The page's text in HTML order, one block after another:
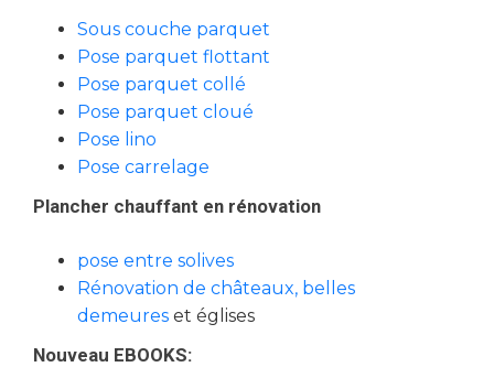
Sous couche parquet
Pose parquet flottant
Pose parquet collé
Pose parquet cloué
Pose lino
Pose carrelage
Plancher chauffant en rénovation
pose entre solives
Rénovation de châteaux, belles
demeures et églises
Nouveau EBOOKS: